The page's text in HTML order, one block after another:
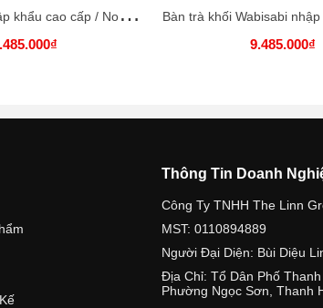
B
àn gỗ Nora nhập khẩu cao cấp / Nora Table
9.485.000₫
Thông Tin Doanh
Công Ty TNHH The Linn
MST: 0110894889
Người Đại Diện: Bùi Diệu
Địa Chỉ: Tổ Dân Phố Thanh
Phường Ngọc Sơn, Thanh